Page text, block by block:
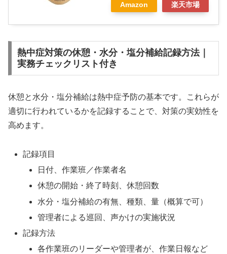
Amazon 楽天市場
熱中症対策の休憩・水分・塩分補給記録方法｜
実務チェックリスト付き
休憩と水分・塩分補給は熱中症予防の基本です。これらが
適切に行われているかを記録することで、対策の実効性を
高めます。
記録項目
日付、作業班／作業者名
休憩の開始・終了時刻、休憩回数
水分・塩分補給の有無、種類、量（概算で可）
管理者による巡回、声かけの実施状況
記録方法
各作業班のリーダーや管理者が、作業日報など